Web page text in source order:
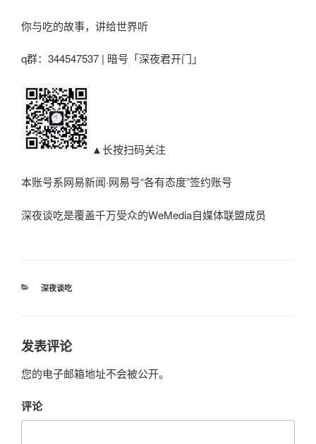
你与吃的故事，讲给世界听
q群：344547537 | 暗号「深夜君开门」
▲长按扫码关注
本账号系网易新闻·网易号“各有态度”签约账号
深夜谈吃是覆盖千万受众的WeMedia自媒体联盟成员
分
深夜谈吃
发表评论
您的电子邮箱地址不会被公开。
评论